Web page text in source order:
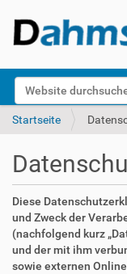
Website durchsuchen
k
Startseite
Diese
und Zweck der
(nachfolgend kurz
und der mit ihm
sowie externen